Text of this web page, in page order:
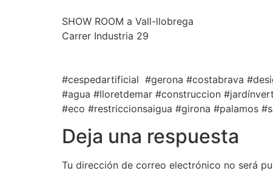
SHOW ROOM a Vall-llobrega
Carrer Industria 29
#cespedartificial #gerona #costabrava
#agua #lloretdemar #construccion
#eco #restriccionsaigua #girona #palamos
Deja una respuesta
Tu dirección de correo electrónico no será